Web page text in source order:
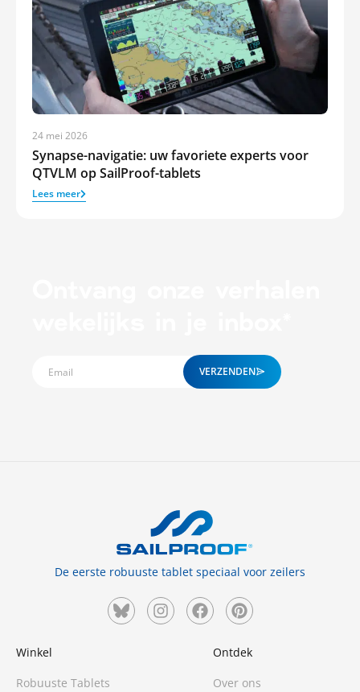
24 mei 2026
Synapse-navigatie: uw favoriete experts voor
QTVLM op SailProof-tablets
Lees meer
VERZENDEN
De eerste robuuste tablet speciaal voor zeilers
Winkel
Robuuste Tablets
Ontdek
Over ons